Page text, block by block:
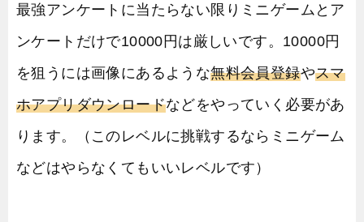
最強アンケートに当たらない限りミニゲームとア
ンケートだけで10000円は厳しいです。10000円
を狙うには画像にあるような無料会員登録やスマ
ホアプリダウンロードなどをやっていく必要があ
ります。（このレベルに挑戦するならミニゲーム
などはやらなくてもいいレベルです）